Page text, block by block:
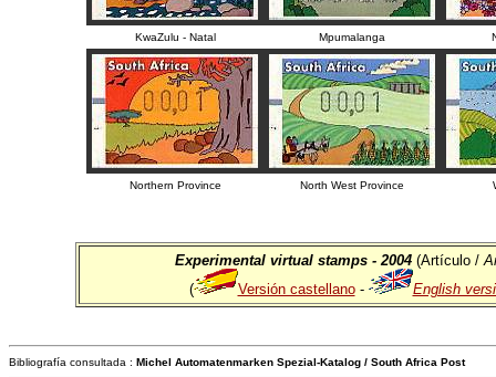
KwaZulu - Natal Mpumalanga
Northern Province North West Province
Experimental virtual stamps - 2004 (Artículo /
(
Versión castellano- English
Bibliografía consultada : Michel Automatenmarken Spezial-Katalog / South Africa Post